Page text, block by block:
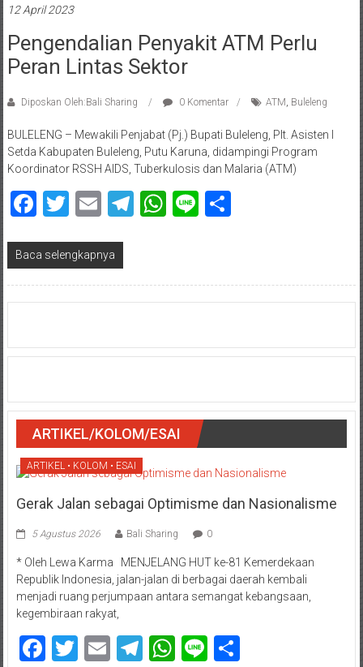
12 April 2023
Pengendalian Penyakit ATM Perlu
Peran Lintas Sektor
Diposkan Oleh:Bali Sharing 0 Komentar ATM, Buleleng
BULELENG – Mewakili Penjabat (Pj.) Bupati Buleleng, Plt. Asisten I
Setda Kabupaten Buleleng, Putu Karuna, didampingi Program
Koordinator RSSH AIDS, Tuberkulosis dan Malaria (ATM)
Facebook
Twitter
EmailTelegram
WhatsApp
LineShare
Baca selengkapnya
ARTIKEL/KOLOM/ESAI
ARTIKEL • KOLOM • ESAI
Gerak Jalan sebagai Optimisme dan Nasionalisme
5 Agustus 2026 Bali Sharing 0
* Oleh Lewa Karma MENJELANG HUT ke-81 Kemerdekaan
Republik Indonesia, jalan-jalan di berbagai daerah kembali
menjadi ruang perjumpaan antara semangat kebangsaan,
kegembiraan rakyat,
Facebook
Twitter
EmailTelegram
WhatsApp
LineShare